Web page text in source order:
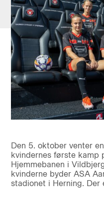
Den 5. oktober venter
kvindernes første kamp
Hjemmebanen i
kvinderne byder ASA
stadionet i Herning.